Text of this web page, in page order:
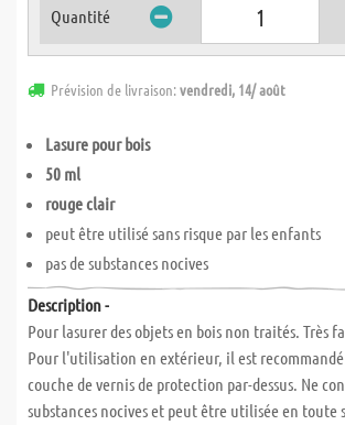
Quantité
Prévision de livraison:vendredi, 14/ août
Lasure pour bois
50 ml
rouge clair
peut être utilisé sans risque par les enfants
pas de substances nocives
Description -
Pour lasurer des objets en bois non traités. Très
Pour l'utilisation en extérieur, il est recommandé
couche de vernis de protection par-dessus. Ne
substances nocives et peut être utilisée en toute